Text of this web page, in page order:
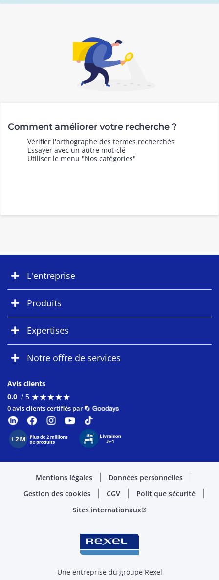
Comment améliorer votre recherche ?
Vérifier l'orthographe des termes recherchés
Essayer avec un autre mot-clé
Utiliser le menu "Nos catégories"
L'entreprise
Produits
Expertises
Notre offre de services
Avis clients
0.0 / 5 ★★★★★
★★★★★
0 avis clients certifiés par
Mentions légales
Données personnelles
Gestion des cookies
CGV
Politique sécurité
Sites internationauxopen_in_new
Une entreprise du groupe Rexel